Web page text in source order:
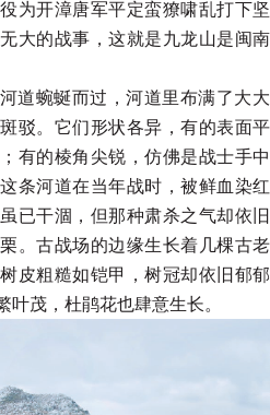
为开漳唐军平定蛮獠啸乱打下坚
大的战事，这就是九龙山是闽南
道蜿蜒而过，河道里布满了大大
驳。它们形状各异，有的表面平
有的棱角尖锐，仿佛是战士手中
条河道在当年战时，被鲜血染红
已干涸，但那种肃杀之气却依旧
。古战场的边缘生长着几棵古老
皮粗糙如铠甲，树冠却依旧郁郁
茂，杜鹃花也肆意生长。